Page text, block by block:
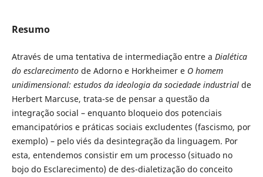
Resumo
Através de uma tentativa de intermediação entre a Dialética
do esclarecimento de Adorno e Horkheimer e O homem
unidimensional: estudos da ideologia da sociedade industrial de
Herbert Marcuse, trata-se de pensar a questão da
integração social – enquanto bloqueio dos potenciais
emancipatórios e práticas sociais excludentes (fascismo, por
exemplo) – pelo viés da desintegração da linguagem. Por
esta, entendemos consistir em um processo (situado no
bojo do Esclarecimento) de des-dialetização do conceito